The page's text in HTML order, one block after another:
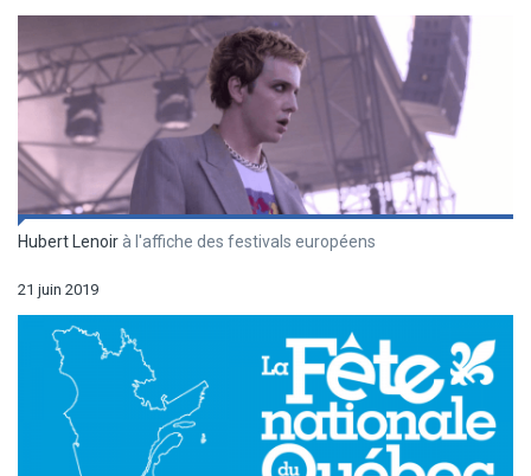
Hubert Lenoir à l'affiche des festivals européens
21 juin 2019